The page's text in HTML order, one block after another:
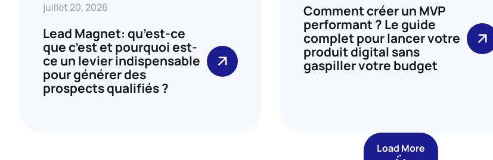
juillet 20, 2026
Lead Magnet: qu’est-ce
que c’est et pourquoi est-
ce un levier indispensable
pour générer des
prospects qualifiés ?
Comment créer un MVP
performant ? Le guide
complet pour lancer votre
produit digital sans
gaspiller votre budget
Load More